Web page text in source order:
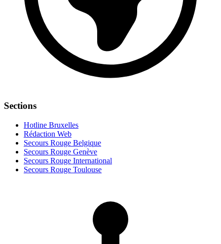
Sections
Hotline Bruxelles
Rédaction Web
Secours Rouge Belgique
Secours Rouge Genève
Secours Rouge International
Secours Rouge Toulouse